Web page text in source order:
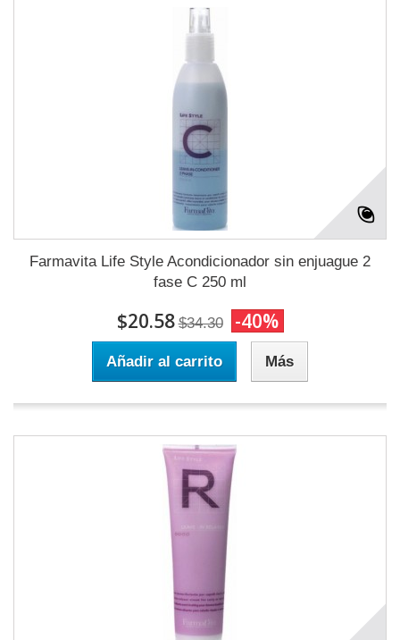
Farmavita Life Style Acondicionador sin enjuague 2
fase C 250 ml
$20.58 $34.30 -40%
Añadir al carrito Más